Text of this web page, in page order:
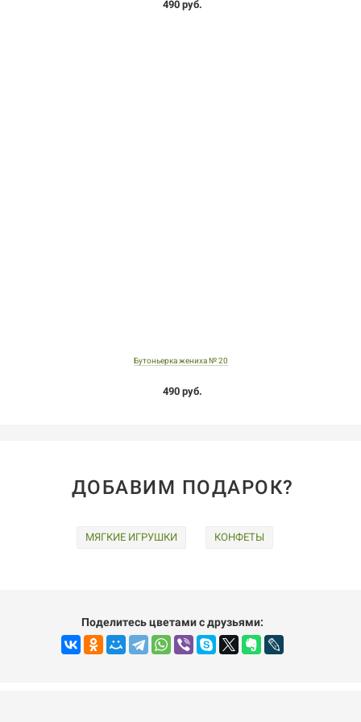
490 руб.
Бутоньерка жениха № 20
490 руб.
ДОБАВИМ ПОДАРОК?
МЯГКИЕ ИГРУШКИ КОНФЕТЫ
Поделитесь цветами с друзьями: